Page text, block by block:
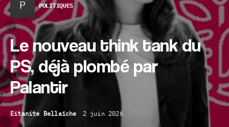
P POLITIQUES
Le nouveau think tank du
PS, déjà plombé par
Palantir
Eitanite Bellaïche 2 juin 2026